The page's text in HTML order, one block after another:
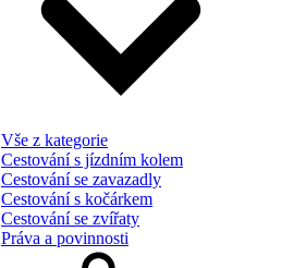
Vše z kategorie
Cestování s jízdním kolem
Cestování se zavazadly
Cestování s kočárkem
Cestování se zvířaty
Práva a povinnosti